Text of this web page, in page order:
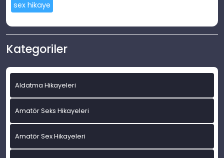
sex hikaye
Kategoriler
Aldatma Hikayeleri
Amatör Seks Hikayeleri
Amatör Sex Hikayeleri